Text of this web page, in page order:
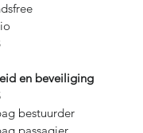
en beveiliging
bestuurder
passagier